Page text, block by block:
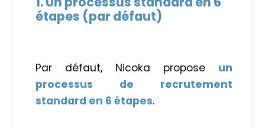
étapes (par défaut)
Par défaut, Nicoka propose un
processus de recrutement
standard en 6 étapes.